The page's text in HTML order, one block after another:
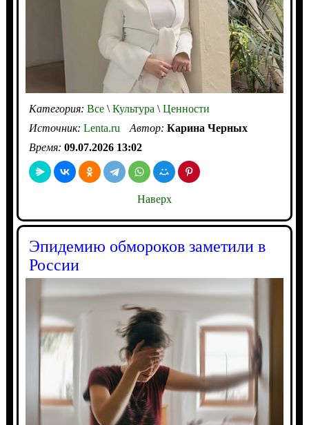
Категория: Все\Культура \Ценности
Источник: Lenta.ru Автор: Карина Черных
Время: 09.07.2026 13:02
Наверх
Эпидемию обмороков заметили в
России